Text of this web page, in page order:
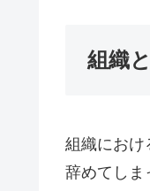
組織
組織におけ
辞めてしま